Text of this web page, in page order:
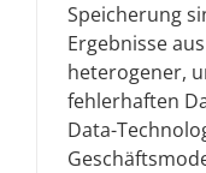
Speicherung
Ergebnisse
heterogener,
fehlerhaften
Data-